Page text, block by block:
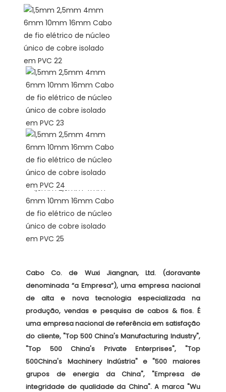
Cabo Co. de Wuxi Jiangnan, Ltd. (doravante
denominada “a Empresa”), uma empresa nacional
de alta e nova tecnologia especializada na
produção, vendas e pesquisa de cabos & fios. É
uma empresa nacional de referência em satisfação
do cliente, "Top 500 China's Manufacturing Industry",
"Top 500 China's Private Enterprises", "Top
500China's Machinery Indústria" e "500 maiores
grupos de energia da China", "Empresa de
integridade de qualidade da China". A marca "Wu